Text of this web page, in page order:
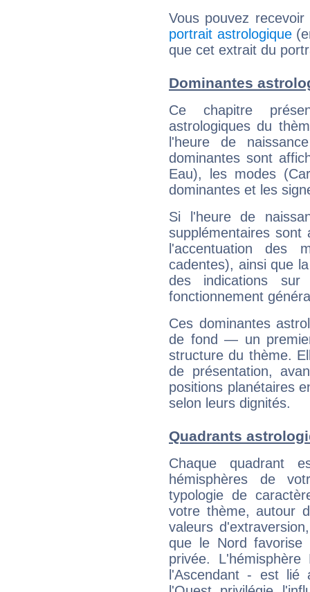
Vous pouvez
portrait astrologique
que cet extrait du
Dominantes
Ce chapitre
astrologiques du
l'heure de
dominantes sont
Eau), les modes
dominantes et les
Si l'heure de
supplémentaires sont
l'accentuation des
cadentes), ainsi que
des indications sur
fonctionnement
Ces dominantes
de fond — un
structure du thème.
de présentation,
positions planétaires
selon leurs dignités.
Quadrants
Chaque quadrant
hémisphères de
typologie de
votre thème, autour
valeurs
que le Nord favorise
privée.
l'Ascendant - est